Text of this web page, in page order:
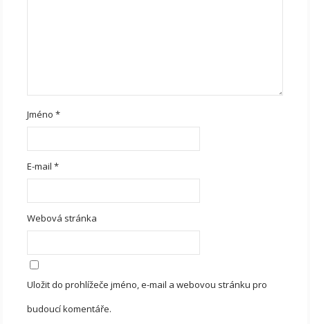
Jméno*
E-mail*
Webová stránka
Uložit do prohlížeče jméno, e-mail a webovou stránku pro
budoucí komentáře.